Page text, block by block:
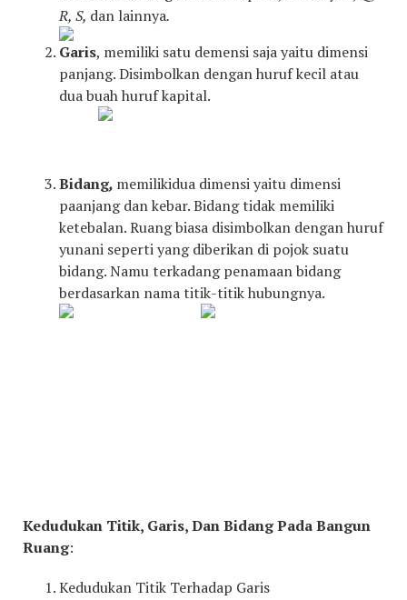
R, S, dan lainnya.
Garis, memiliki satu demensi saja yaitu dimensi
panjang. Disimbolkan dengan huruf kecil atau
dua buah huruf kapital.
Bidang, memilikidua dimensi yaitu dimensi
paanjang dan kebar. Bidang tidak memiliki
ketebalan. Ruang biasa disimbolkan dengan huruf
yunani seperti yang diberikan di pojok suatu
bidang. Namu terkadang penamaan bidang
berdasarkan nama titik-titik hubungnya.
Kedudukan Titik, Garis, Dan Bidang Pada Bangun
Ruang:
Kedudukan Titik Terhadap Garis